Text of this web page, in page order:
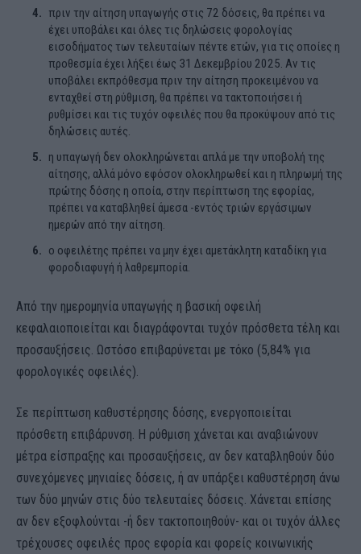
πριν την αίτηση υπαγωγής στις 72 δόσεις, θα πρέπει να
έχει υποβάλει και όλες τις δηλώσεις φορολογίας
εισοδήματος των τελευταίων πέντε ετών, για τις οποίες η
προθεσμία έχει λήξει έως 31 Δεκεμβρίου 2025. Αν τις
υποβάλει εκπρόθεσμα πριν την αίτηση προκειμένου να
ενταχθεί στη ρύθμιση, θα πρέπει να τακτοποιήσει ή
ρυθμίσει και τις τυχόν οφειλές που θα προκύψουν από τις
δηλώσεις αυτές.
η υπαγωγή δεν ολοκληρώνεται απλά με την υποβολή της
αίτησης, αλλά μόνο εφόσον ολοκληρωθεί και η πληρωμή της
πρώτης δόσης η οποία, στην περίπτωση της εφορίας,
πρέπει να καταβληθεί άμεσα -εντός τριών εργάσιμων
ημερών από την αίτηση.
ο οφειλέτης πρέπει να μην έχει αμετάκλητη καταδίκη για
φοροδιαφυγή ή λαθρεμπορία.
Από την ημερομηνία υπαγωγής η βασική οφειλή
κεφαλαιοποιείται και διαγράφονται τυχόν πρόσθετα τέλη και
προσαυξήσεις. Ωστόσο επιβαρύνεται με τόκο (5,84% για
φορολογικές οφειλές).
Σε περίπτωση καθυστέρησης δόσης, ενεργοποιείται
πρόσθετη επιβάρυνση. Η ρύθμιση χάνεται και αναβιώνουν
μέτρα είσπραξης και προσαυξήσεις, αν δεν καταβληθούν δύο
συνεχόμενες μηνιαίες δόσεις, ή αν υπάρξει καθυστέρηση άνω
των δύο μηνών στις δύο τελευταίες δόσεις. Χάνεται επίσης
αν δεν εξοφλούνται -ή δεν τακτοποιηθούν- και οι τυχόν άλλες
τρέχουσες οφειλές προς εφορία και φορείς κοινωνικής